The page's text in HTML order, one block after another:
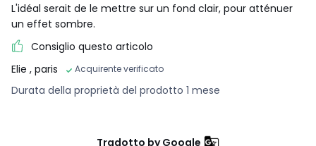
L'idéal serait de le mettre sur un fond clair, pour atténuer
un effet sombre.
Consiglio questo articolo
Elie , paris Acquirente verificato
Durata della proprietà del prodotto 1 mese
Tradotto by Google